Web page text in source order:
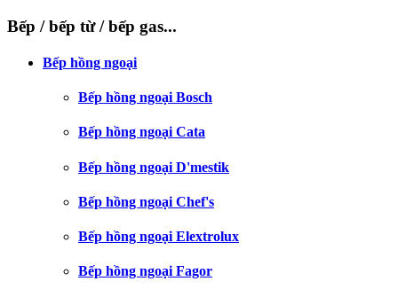
Bếp / bếp từ / bếp gas...
Bếp hồng ngoại
Bếp hồng ngoại Bosch
Bếp hồng ngoại Cata
Bếp hồng ngoại D'mestik
Bếp hồng ngoại Chef's
Bếp hồng ngoại Elextrolux
Bếp hồng ngoại Fagor